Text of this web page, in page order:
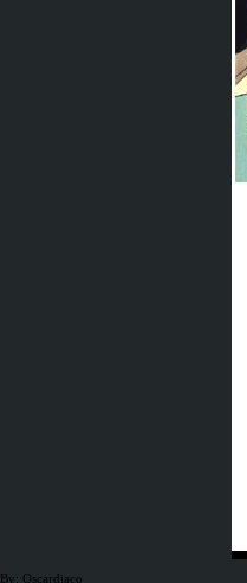
By: Oscardiaco